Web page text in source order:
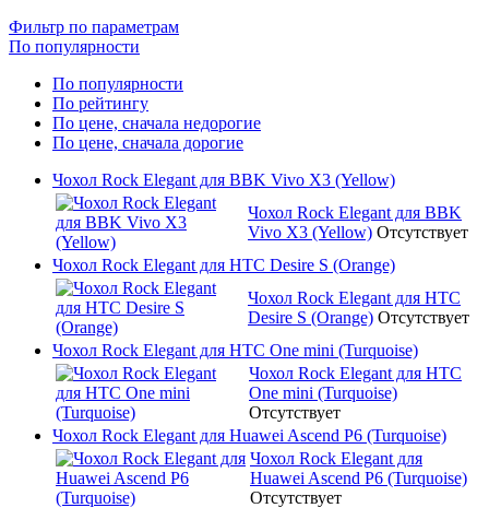
Фильтр по параметрам
По популярности
По популярности
По рейтингу
По цене, сначала недорогие
По цене, сначала дорогие
Чохол Rock Elegant для BBK Vivo X3 (Yellow)
Чохол Rock Elegant для BBK
Vivo X3 (Yellow) Отсутствует
Чохол Rock Elegant для HTC Desire S (Orange)
Чохол Rock Elegant для HTC
Desire S (Orange) Отсутствует
Чохол Rock Elegant для HTC One mini (Turquoise)
Чохол Rock Elegant для HTC
One mini (Turquoise)
Отсутствует
Чохол Rock Elegant для Huawei Ascend P6 (Turquoise)
Чохол Rock Elegant для
Huawei Ascend P6 (Turquoise)
Отсутствует